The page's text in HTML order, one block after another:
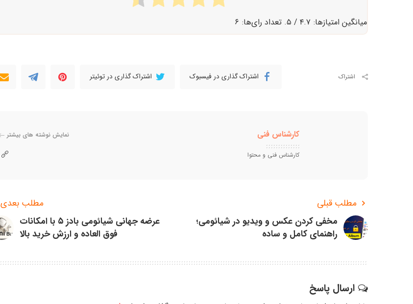
میانگین امتیازها: ۴.۷ / ۵. تعداد رای‌ها: ۶
اشتراک اشتراک گذاری در فیسبوک اشتراک گذاری در توئیتر
کارشناس فنی نمایش نوشته های بیشتر
کارشناس فنی و محتوا
مطلب قبلی
مخفی کردن عکس و ویدیو در شیائومی؛
راهنمای کامل و ساده
مطلب بعدی
عرضه جهانی شیائومی بادز ۵ با امکانات
فوق العاده و ارزش خرید بالا
ارسال پاسخ